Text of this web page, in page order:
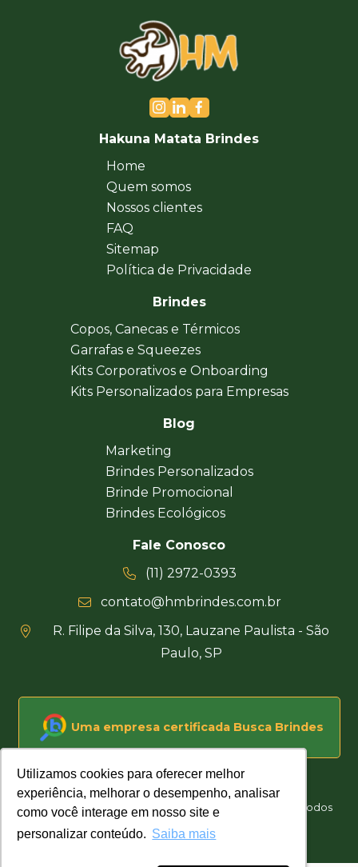
Utilizamos cookies para oferecer melhor
experiência, melhorar o desempenho, analisar
como você interage em nosso site e
personalizar conteúdo. Saiba mais
Utilizamos cookies para oferecer melhor
experiência, melhorar o desempenho, analisar
como você interage em nosso site e
personalizar conteúdo. Saiba mais
Hakuna Matata Brindes
Home
Quem somos
Nossos clientes
FAQ
Sitemap
Política de Privacidade
Brindes
Copos, Canecas e Térmicos
Garrafas e Squeezes
Kits Corporativos e Onboarding
Kits Personalizados para Empresas
Blog
Marketing
Brindes Personalizados
Brinde Promocional
Brindes Ecológicos
Fale Conosco
(11) 2972-0393
contato@hmbrindes.com.br
R. Filipe da Silva, 130, Lauzane Paulista - São
Paulo, SP
Uma empresa certificada Busca Brindes
Hakuna Matata Brindes Corporativos Personalizados © Todos
os direitos reservados